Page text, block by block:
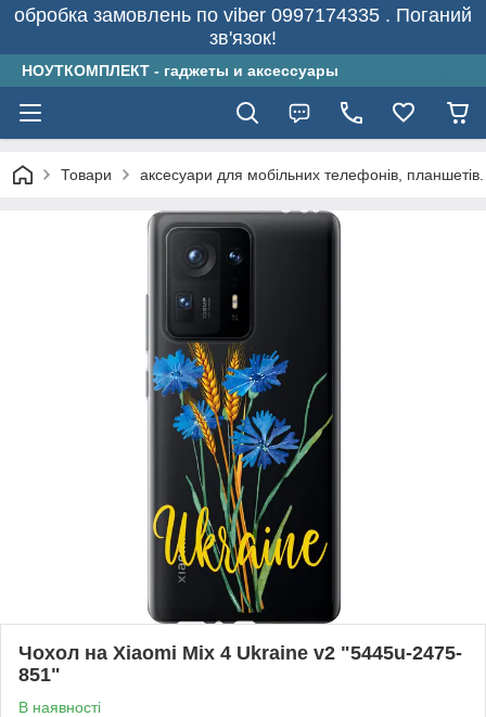
обробка замовлень по viber 0997174335 . Поганий
зв'язок!
НОУТКОМПЛЕКТ - гаджеты и аксессуары
Товари аксесуари для мобільних телефонів, планшетів.
Чохол на Xiaomi Mix 4 Ukraine v2 "5445u-2475-
851"
В наявності